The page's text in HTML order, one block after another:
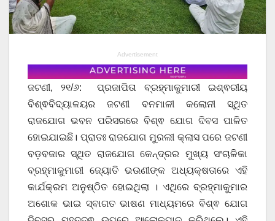
Advertisement
ଜଟଣୀ, ୨୧/୬: ପ୍ରଜାପିତା ବ୍ରହ୍ମାକୁମାରୀ ଇଶ୍ଵରୀୟ
ବିଶ୍ଵବିଦ୍ୟାଳୟର ଜଟଣୀ ବନମାଳୀ କଲୋନୀ ସ୍ଥିତ
ରାଜଯୋଗ ଭବନ ପରିସରରେ ବିଶ୍ଵ ଯୋଗ ଦିବସ ପାଳିତ
ହୋଇଯାଇଛି। ପ୍ରାତଃ ରାଜଯୋଗ ମୁରଲୀ କ୍ଲାସ ପରେ ଜଟଣୀ
ବଡ଼ବଜାର ସ୍ଥିତ ରାଜଯୋଗ କେନ୍ଦ୍ରର ମୁଖ୍ୟ ସଂଚାଳିକା
ବ୍ରହ୍ମାକୁମାରୀ ଜ୍ୟୋତି ଭଉଣୀଙ୍କ ଅଧ୍ୟକ୍ଷତାରେ ଏହି
କାର୍ଯକ୍ରମ ଅନୁଷ୍ଠିତ ହୋଇଥିଲା । ଏଥିରେ ବ୍ରହ୍ମାକୁମାର
ଅଶୋକ ଭାଇ ସ୍ବାଗତ ଭାଷଣ ମାଧ୍ୟମରେ ବିଶ୍ଵ ଯୋଗ